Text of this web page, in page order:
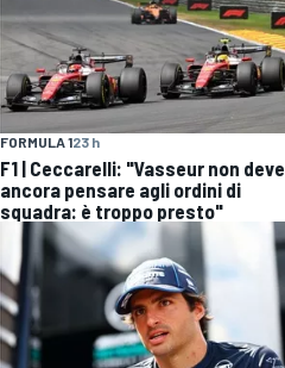
FORMULA 123 h
F1 | Ceccarelli: "Vasseur non deve
ancora pensare agli ordini di
squadra: è troppo presto"